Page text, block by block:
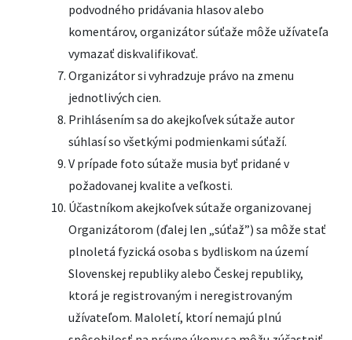
podvodného pridávania hlasov alebo
komentárov, organizátor súťaže môže užívateľa
vymazať diskvalifikovať.
Organizátor si vyhradzuje právo na zmenu
jednotlivých cien.
Prihlásením sa do akejkoľvek sútaže autor
súhlasí so všetkými podmienkami súťaží.
V prípade foto sútaže musia byť pridané v
požadovanej kvalite a veľkosti.
Účastníkom akejkoľvek sútaže organizovanej
Organizátorom (ďalej len „súťaž”) sa môže stať
plnoletá fyzická osoba s bydliskom na území
Slovenskej republiky alebo Českej republiky,
ktorá je registrovaným i neregistrovaným
užívateľom. Maloletí, ktorí nemajú plnú